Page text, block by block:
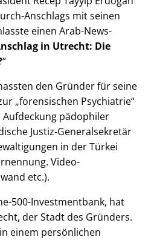
Anschlags mit seinen
einen Arab-News-
in Utrecht: Die
den Gründer für seine
forensischen Psychiatrie
pädophiler
Justiz-Generalsekretär
in der Türkei
Video-
etc.).
500-Investmentbank, hat
der Stadt des Gründers.
einem persönlichen